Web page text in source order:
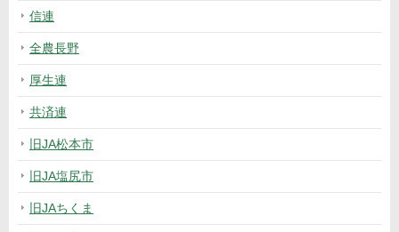
信連
全農長野
厚生連
共済連
旧JA松本市
旧JA塩尻市
旧JAちくま